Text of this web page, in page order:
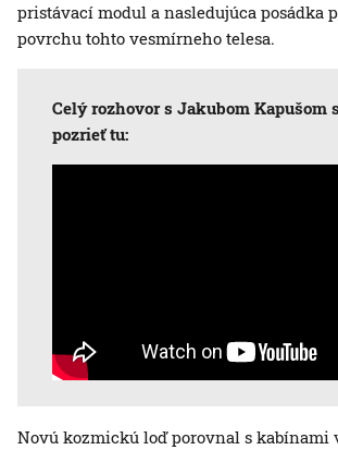
pristávací modul a nasledujúca posádka
povrchu tohto vesmírneho telesa.
Celý rozhovor s Jakubom Kapušom
pozrieť tu:
Novú kozmickú loď porovnal s kabínami